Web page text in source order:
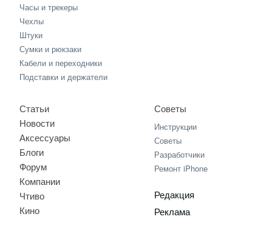
Часы и трекеры
Чехлы
Штуки
Сумки и рюкзаки
Кабели и переходники
Подставки и держатели
Статьи
Новости
Аксессуары
Блоги
Форум
Компании
Чтиво
Кино
Советы
Инструкции
Советы
Разработчики
Ремонт iPhone
Редакция
Реклама